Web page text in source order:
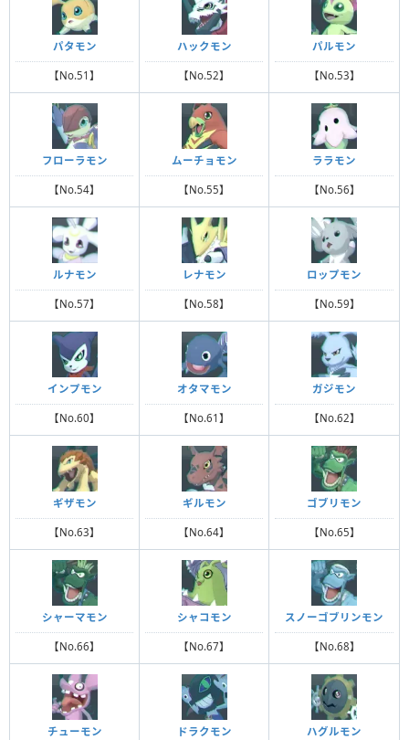
パタモン
【No.51】
ハックモン
【No.52】
パルモン
【No.53】
フローラモン
【No.54】
ムーチョモン
【No.55】
ララモン
【No.56】
ルナモン
【No.57】
レナモン
【No.58】
ロップモン
【No.59】
インプモン
【No.60】
オタマモン
【No.61】
ガジモン
【No.62】
ギザモン
【No.63】
ギルモン
【No.64】
ゴブリモン
【No.65】
シャーマモン
【No.66】
シャコモン
【No.67】
スノーゴブリンモン
【No.68】
チューモン ドラクモン ハグルモン